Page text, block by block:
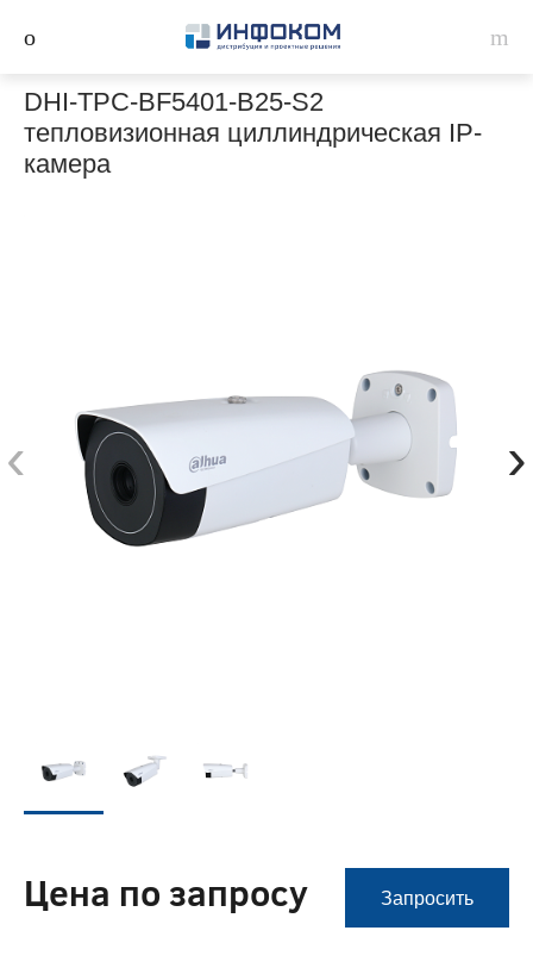
DHI-TPC-BF5401-B25-S2
тепловизионная циллиндрическая IP-
камера
‹ ›
Цена по запросу Запросить